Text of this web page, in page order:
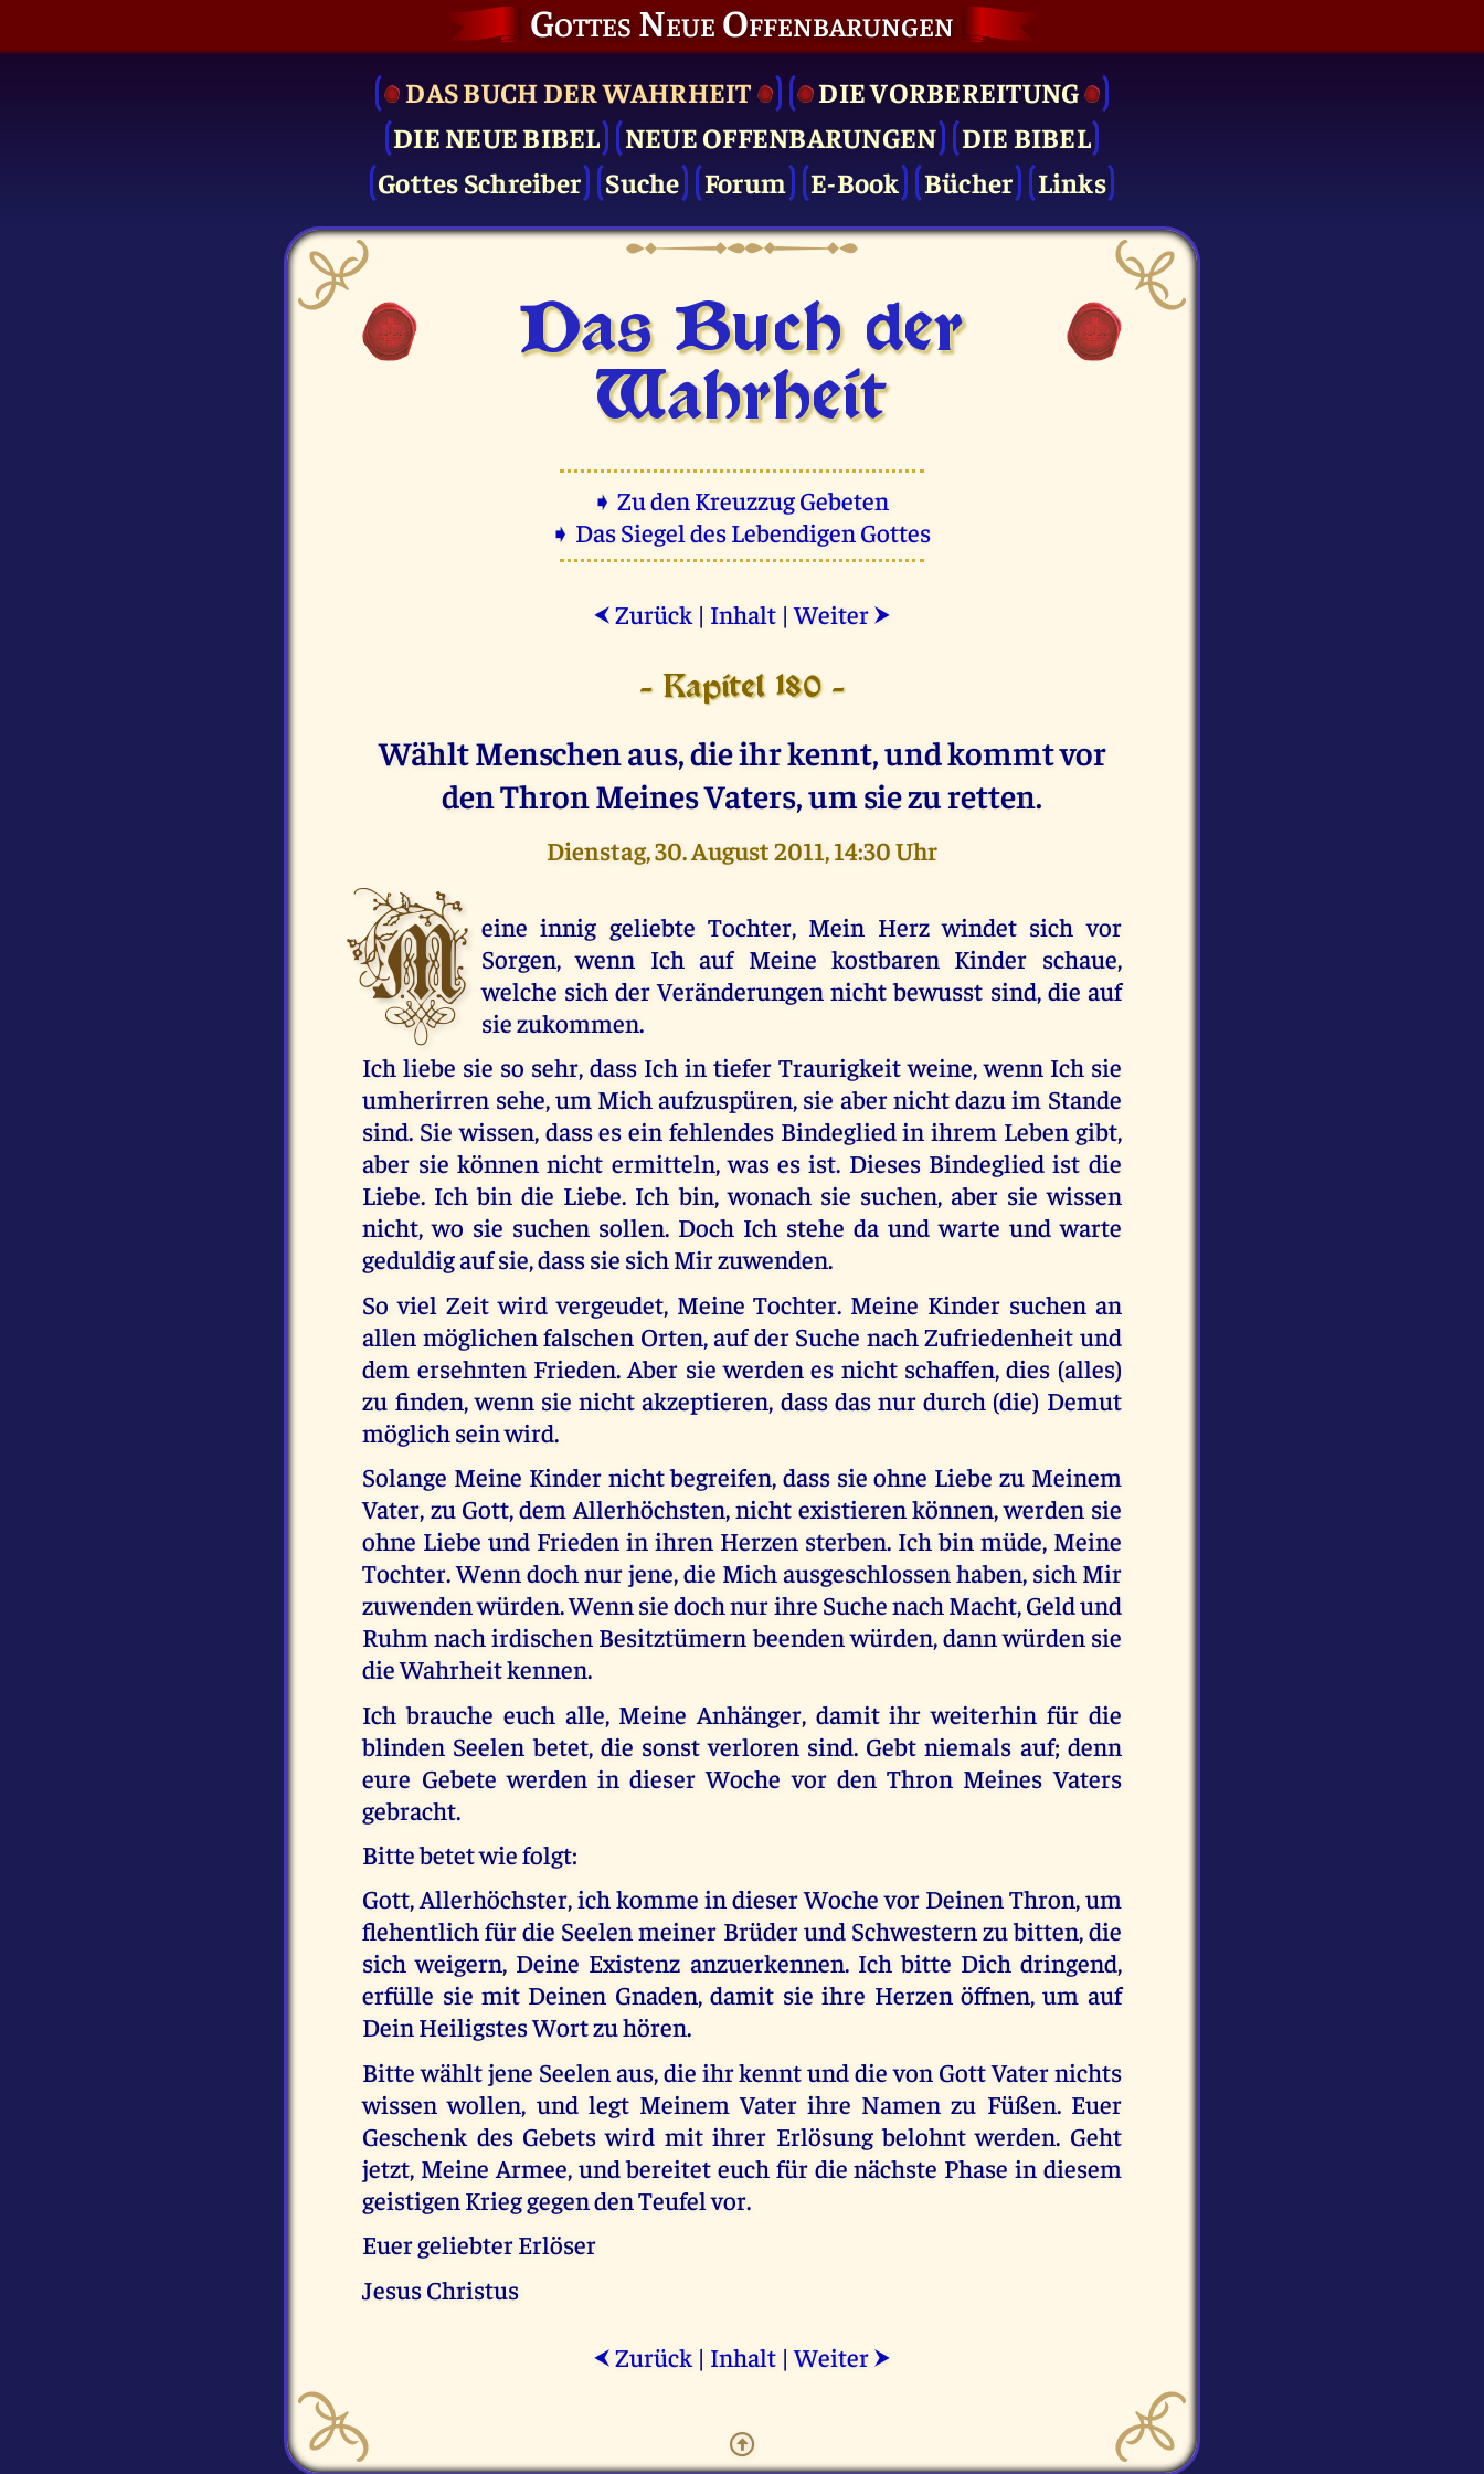
Gottes Neue Offenbarungen
DAS BUCH DER WAHRHEIT
DIE VOR­BEREITUNG
DIE NEUE BIBEL
NEUE OFFENBARUNGEN
DIE BIBEL
Gottes Schreiber
Suche Forum E-Book Bücher Links
Das Buch der
Wahrheit
➧ Zu den Kreuzzug Gebeten
➧ Das Siegel des Lebendigen Gottes
⮜ Zurück | Inhalt |Weiter ⮞
- Kapitel 180 -
Wählt Menschen aus, die ihr kennt, und kommt vor
den Thron Meines Vaters, um sie zu retten.
Dienstag, 30. August 2011, 14:30 Uhr
M eine innig geliebte Tochter, Mein Herz windet sich vor
Sorgen, wenn Ich auf Meine kostbaren Kinder schaue,
welche sich der Veränderungen nicht bewusst sind, die auf
sie zukommen.
Ich liebe sie so sehr, dass Ich in tiefer Traurigkeit weine, wenn Ich sie
umherirren sehe, um Mich aufzuspüren, sie aber nicht dazu im Stande
sind. Sie wissen, dass es ein fehlendes Bindeglied in ihrem Leben gibt,
aber sie können nicht ermitteln, was es ist. Dieses Bindeglied ist die
Liebe. Ich bin die Liebe. Ich bin, wonach sie suchen, aber sie wissen
nicht, wo sie suchen sollen. Doch Ich stehe da und warte und warte
geduldig auf sie, dass sie sich Mir zuwenden.
So viel Zeit wird vergeudet, Meine Tochter. Meine Kinder suchen an
allen möglichen falschen Orten, auf der Suche nach Zufriedenheit und
dem ersehnten Frieden. Aber sie werden es nicht schaffen, dies (alles)
zu finden, wenn sie nicht akzeptieren, dass das nur durch (die) Demut
möglich sein wird.
Solange Meine Kinder nicht begreifen, dass sie ohne Liebe zu Meinem
Vater, zu Gott, dem Allerhöchsten, nicht existieren können, werden sie
ohne Liebe und Frieden in ihren Herzen sterben. Ich bin müde, Meine
Tochter. Wenn doch nur jene, die Mich ausgeschlossen haben, sich Mir
zuwenden würden. Wenn sie doch nur ihre Suche nach Macht, Geld und
Ruhm nach irdischen Besitztümern beenden würden, dann würden sie
die Wahrheit kennen.
Ich brauche euch alle, Meine Anhänger, damit ihr weiterhin für die
blinden Seelen betet, die sonst verloren sind. Gebt niemals auf; denn
eure Gebete werden in dieser Woche vor den Thron Meines Vaters
gebracht.
Bitte betet wie folgt:
Gott, Allerhöchster, ich komme in dieser Woche vor Deinen Thron, um
flehentlich für die Seelen meiner Brüder und Schwestern zu bitten, die
sich weigern, Deine Existenz anzuerkennen. Ich bitte Dich dringend,
erfülle sie mit Deinen Gnaden, damit sie ihre Herzen öffnen, um auf
Dein Heiligstes Wort zu hören.
Bitte wählt jene Seelen aus, die ihr kennt und die von Gott Vater nichts
wissen wollen, und legt Meinem Vater ihre Namen zu Füßen. Euer
Geschenk des Gebets wird mit ihrer Erlösung belohnt werden. Geht
jetzt, Meine Armee, und bereitet euch für die nächste Phase in diesem
geistigen Krieg gegen den Teufel vor.
Euer geliebter Erlöser
Jesus Christus
⮜ Zurück | Inhalt |Weiter ⮞